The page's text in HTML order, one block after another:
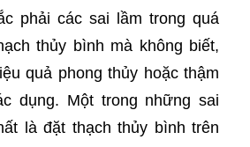
phải các sai lầm trong quá
thủy bình mà không biết,
quả phong thủy hoặc thậm
dụng. Một trong những sai
là đặt thạch thủy bình trên